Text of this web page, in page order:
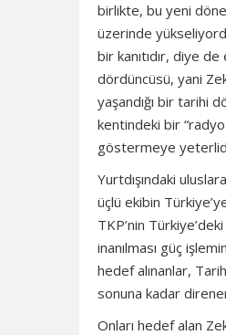
birlikte, bu yeni
üzerinde
bir kanıtıdır, diye
dördüncüsü, yani
yaşandığı bir tarihi
kentindeki bir
göstermeye
Yurtdışındaki
üçlü ekibin
TKP’nin
inanılması güç
hedef alınanlar,
sonuna kadar
Onları hedef alan